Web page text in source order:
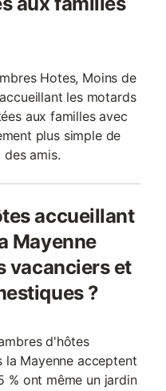
Hotes, Moins de
les motards
aux familles avec
plus simple de
amis.
accueillant
Mayenne
vacanciers et
?
d'hôtes
la Mayenne acceptent
% ont même un jardin